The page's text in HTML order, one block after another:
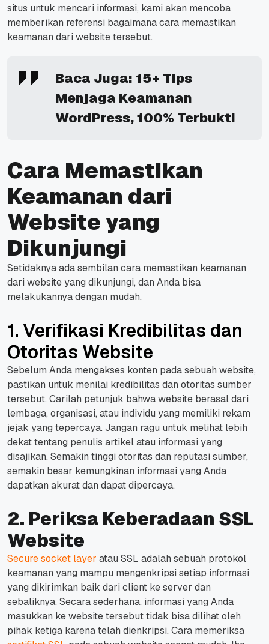
situs untuk mencari informasi, kami akan mencoba
memberikan referensi bagaimana cara memastikan
keamanan dari websitetersebut.
Baca Juga: 15+ Tips
Menjaga Keamanan
WordPress, 100% Terbukti
Cara Memastikan
Keamanan dari
Website yang
Dikunjungi
Setidaknya ada sembilan cara memastikan keamanan
dari website yang dikunjungi, dan Anda bisa
melakukannya dengan mudah.
1. Verifikasi Kredibilitas dan
Otoritas Website
Sebelum Anda mengakses konten pada sebuah website,
pastikan untuk menilai kredibilitas dan otoritas sumber
tersebut. Carilah petunjuk bahwawebsite berasal dari
lembaga, organisasi, atau individu yang memiliki rekam
jejak yang tepercaya. Jangan ragu untuk melihat lebih
dekat tentang penulis artikel atau informasi yang
disajikan. Semakin tinggi otoritas dan reputasi sumber,
semakin besar kemungkinan informasi yang Anda
dapatkan akurat dan dapat dipercaya.
2. Periksa Keberadaan SSL
Website
Secure socket layer atau SSL adalah sebuah protokol
keamanan yang mampu mengenkripsi setiap informasi
yang dikirimkan baik dari client ke server dan
sebaliknya. Secara sederhana, informasi yang Anda
masukkan kewebsitetersebut tidak bisa dilihat oleh
pihak ketiga karena telah dienkripsi. Cara memeriksa